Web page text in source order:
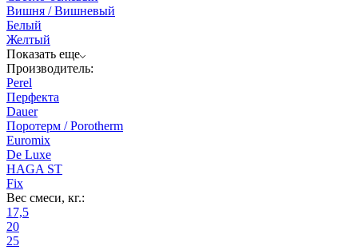
Вишня / Вишневый
Белый
Желтый
Показать еще
Производитель:
Perel
Перфекта
Dauer
Поротерм / Porotherm
Euromix
De Luxe
HAGA ST
Fix
Вес смеси, кг.:
17,5
20
25